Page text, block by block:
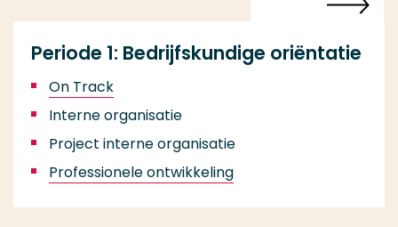
Periode 1: Bedrijfskundige oriëntatie
On Track
Interne organisatie
Project interne organisatie
Professionele ontwikkeling